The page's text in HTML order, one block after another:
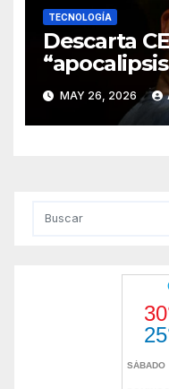
TECNOLOGÍA
Descarta
provocado
Artificial
MAY 26, 2026